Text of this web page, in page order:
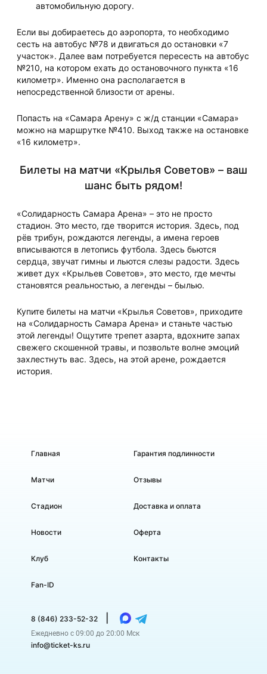
автомобильную дорогу.
Если вы добираетесь до аэропорта, то необходимо
сесть на автобус №78 и двигаться до остановки «7
участок». Далее вам потребуется пересесть на автобус
№210, на котором ехать до остановочного пункта «16
километр». Именно она располагается в
непосредственной близости от арены.
Попасть на «Самара Арену» с ж/д станции «Самара»
можно на маршрутке №410. Выход также на остановке
«16 километр».
Билеты на матчи «Крылья Советов» – ваш
шанс быть рядом!
«Солидарность Самара Арена» – это не просто
стадион. Это место, где творится история. Здесь, под
рёв трибун, рождаются легенды, а имена героев
вписываются в летопись футбола. Здесь бьются
сердца, звучат гимны и льются слезы радости. Здесь
живет дух «Крыльев Советов», это место, где мечты
становятся реальностью, а легенды – былью.
Купите билеты на матчи «Крылья Советов», приходите
на «Солидарность Самара Арена» и станьте частью
этой легенды! Ощутите трепет азарта, вдохните запах
свежего скошенной травы, и позвольте волне эмоций
захлестнуть вас. Здесь, на этой арене, рождается
история.
Главная
Матчи
Стадион
Новости
Клуб
Fan-ID
Гарантия подлинности
Отзывы
Доставка и оплата
Оферта
Контакты
8 (846) 233-52-32
Ежедневно с 09:00 до 20:00 Мск
info@ticket-ks.ru